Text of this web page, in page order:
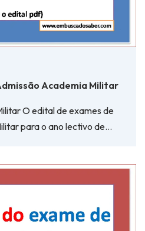
Academia Militar
O edital de exames de
para o ano lectivo de…